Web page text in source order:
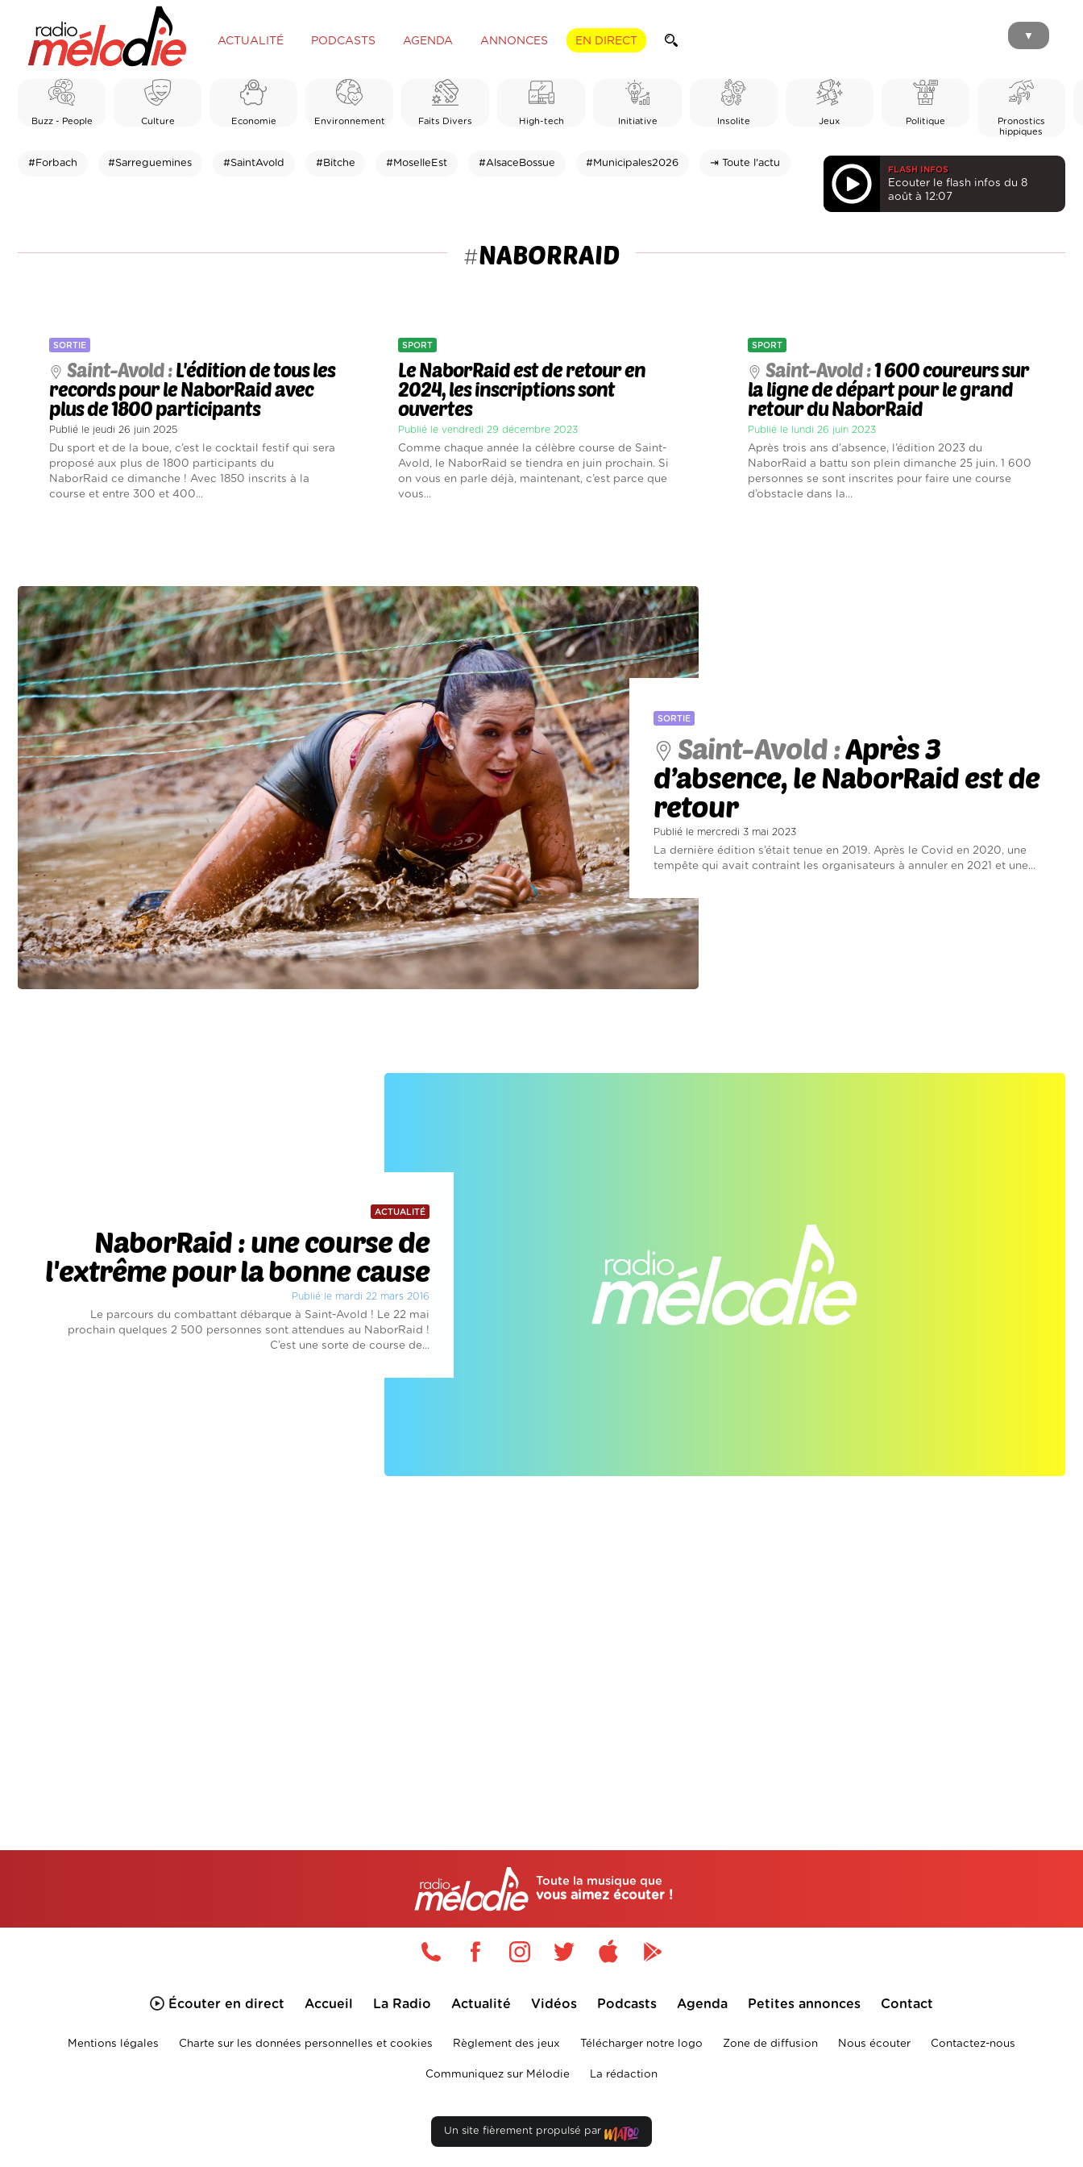
ACTUALITÉ PODCASTS AGENDA ANNONCES EN DIRECT ▼
Buzz - People Culture Economie Environnement Faits Divers High-tech Initiative Insolite Jeux Politique
Pronostics
hippiques
#Forbach #Sarreguemines #SaintAvold #Bitche #MoselleEst #AlsaceBossue #Municipales2026 ⇥ Toute l'actu
FLASH INFOS
Ecouter le flash infos du 8
août à 12:07
#NABORRAID
SORTIE
Saint-Avold :L'édition de tous les
records pour le NaborRaid avec
plus de 1800 participants
Publié le jeudi 26 juin 2025
Du sport et de la boue, c’est le cocktail festif qui sera
proposé aux plus de 1800 participants du
NaborRaid ce dimanche ! Avec 1850 inscrits à la
course et entre 300 et 400...
SPORT
Le NaborRaid est de retour en
2024, les inscriptions sont
ouvertes
Publié le vendredi 29 décembre 2023
Comme chaque année la célèbre course de Saint-
Avold, le NaborRaid se tiendra en juin prochain. Si
on vous en parle déjà, maintenant, c’est parce que
vous...
SPORT
Saint-Avold :1 600 coureurs sur
la ligne de départ pour le grand
retour du NaborRaid
Publié le lundi 26 juin 2023
Après trois ans d’absence, l’édition 2023 du
NaborRaid a battu son plein dimanche 25 juin. 1 600
personnes se sont inscrites pour faire une course
d’obstacle dans la...
SORTIE
Saint-Avold :Après 3
d’absence, le NaborRaid est de
retour
Publié le mercredi 3 mai 2023
La dernière édition s’était tenue en 2019. Après le Covid en 2020, une
tempête qui avait contraint les organisateurs à annuler en 2021 et une...
ACTUALITÉ
NaborRaid : une course de
l'extrême pour la bonne cause
Publié le mardi 22 mars 2016
Le parcours du combattant débarque à Saint-Avold ! Le 22 mai
prochain quelques 2 500 personnes sont attendues au NaborRaid !
C’est une sorte de course de...
Toute la musique que
vous aimez écouter !
Écouter en direct Accueil La Radio Actualité Vidéos Podcasts Agenda Petites annonces Contact
Mentions légales Charte sur les données personnelles et cookies Règlement des jeux Télécharger notre logo Zone de diffusion Nous écouter Contactez-nous
Communiquez sur Mélodie La rédaction
Un site fièrement propulsé par